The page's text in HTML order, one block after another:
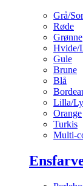
Grå/
Røde
Grønne
Hvide/
Gule
Brune
Blå
Lilla/
Orange
Turkis
Multi-